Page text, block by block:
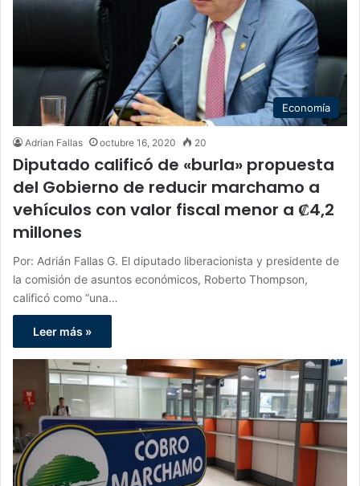
Economía
Adrian Fallas octubre 16, 2020 20
Diputado calificó de «burla» propuesta
del Gobierno de reducir marchamo a
vehículos con valor fiscal menor a ₡4,2
millones
Por: Adrián Fallas G. El diputado liberacionista y presidente de
la comisión de asuntos económicos, Roberto Thompson,
calificó como “una…
Leer más »